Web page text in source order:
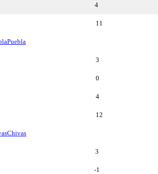
4
11
Puebla
3
0
4
12
Chivas
3
-1